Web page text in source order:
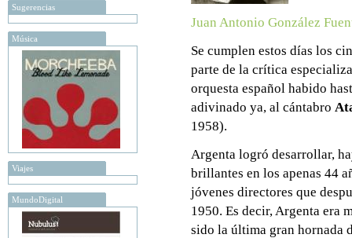
Sugerencias
Música
Viajes
MundoDigital
Juan Antonio González
Se cumplen estos días los
parte de la crítica
orquesta español habido
adivinado ya, al cántabro
1958).
Argenta logró desarrollar,
brillantes en los apenas 44
jóvenes directores que
1950. Es decir, Argenta era
sido la última gran hornada